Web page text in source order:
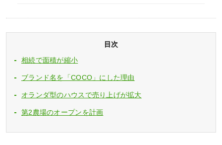
目次
相続で面積が縮小
ブランド名を「COCO」にした理由
オランダ型のハウスで売り上げが拡大
第2農場のオープンを計画